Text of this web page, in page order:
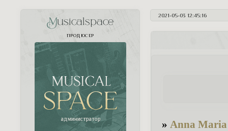
2021-05-03 12:45:16
Musicalspace
ПРОДЮСЕР
» Anna